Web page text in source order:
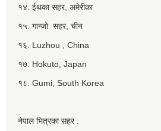
१४. ईथका सहर, अमेरीका
१५. गान्जो सहर, चीन
१६. Luzhou , China
१७. Hokuto, Japan
१८. Gumi, South Korea
नेपाल भित्रका सहर :